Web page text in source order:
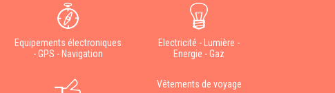
Equipements électroniques
- GPS - Navigation
Electricité - Lumière -
Energie - Gaz
Vêtements de voyage